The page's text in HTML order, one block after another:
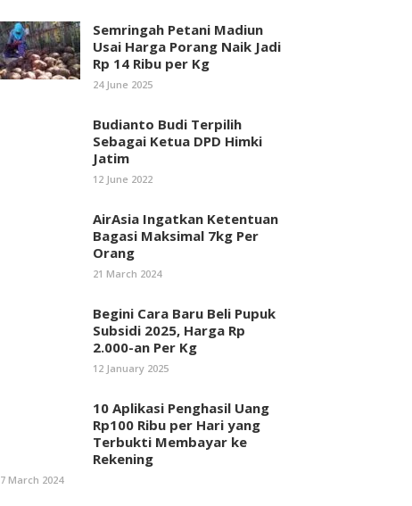
Semringah Petani Madiun
Usai Harga Porang Naik Jadi
Rp 14 Ribu per Kg
24 June 2025
Budianto Budi Terpilih
Sebagai Ketua DPD Himki
Jatim
12 June 2022
AirAsia Ingatkan Ketentuan
Bagasi Maksimal 7kg Per
Orang
21 March 2024
Begini Cara Baru Beli Pupuk
Subsidi 2025, Harga Rp
2.000-an Per Kg
12 January 2025
10 Aplikasi Penghasil Uang
Rp100 Ribu per Hari yang
Terbukti Membayar ke
Rekening
7 March 2024